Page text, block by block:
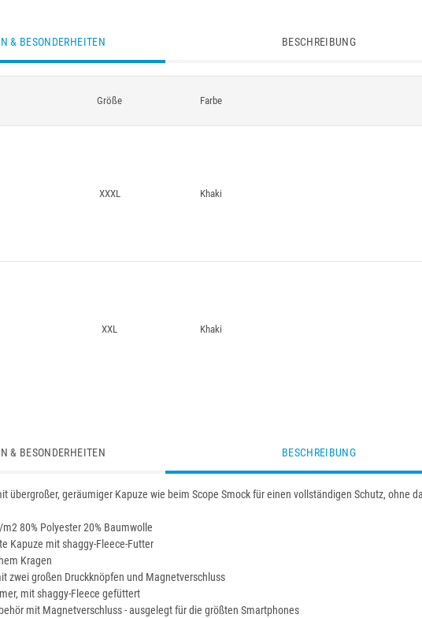
& BESONDERHEITEN BESCHREIBUNG
Größe Farbe
XXXL Khaki
XXL Khaki
& BESONDERHEITEN BESCHREIBUNG
übergroßer, geräumiger Kapuze wie beim Scope Smock für einen vollständigen Schutz, ohne
80% Polyester 20% Baumwolle
Kapuze mit shaggy-Fleece-Futter
Kragen
zwei großen Druckknöpfen und Magnetverschluss
mit shaggy-Fleece gefüttert
mit Magnetverschluss - ausgelegt für die größten Smartphones